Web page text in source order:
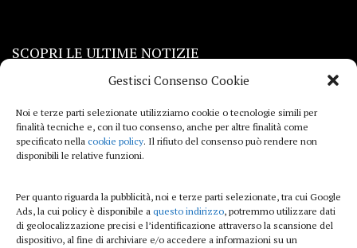
Gestisci Consenso Cookie
Noi e terze parti selezionate utilizziamo cookie o tecnologie simili per
finalità tecniche e, con il tuo consenso, anche per altre finalità come
specificato nella cookie policy. Il rifiuto del consenso può rendere non
disponibili le relative funzioni.
Per quanto riguarda la pubblicità, noi e terze parti selezionate, tra cui Google
Ads, la cui policy è disponibile a questo indirizzo, potremmo utilizzare dati
di geolocalizzazione precisi e l’identificazione attraverso la scansione del
dispositivo, al fine di archiviare e/o accedere a informazioni su un
SCOPRI LE ULTIME NOTIZIE
Viaggi
Beauty e benessere
Curiosità
Lifestyle